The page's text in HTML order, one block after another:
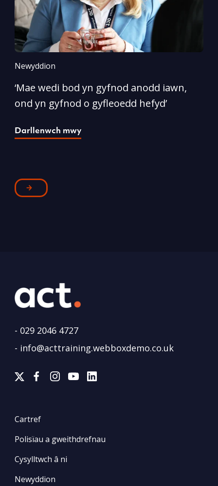
Newyddion
‘Mae wedi bod yn gyfnod anodd iawn,
ond yn gyfnod o gyfleoedd hefyd’
Darllenwch mwy
- 029 2046 4727
- info@acttraining.webboxdemo.co.uk
Cartref
Polisïau a gweithdrefnau
Cysylltwch â ni
Newyddion